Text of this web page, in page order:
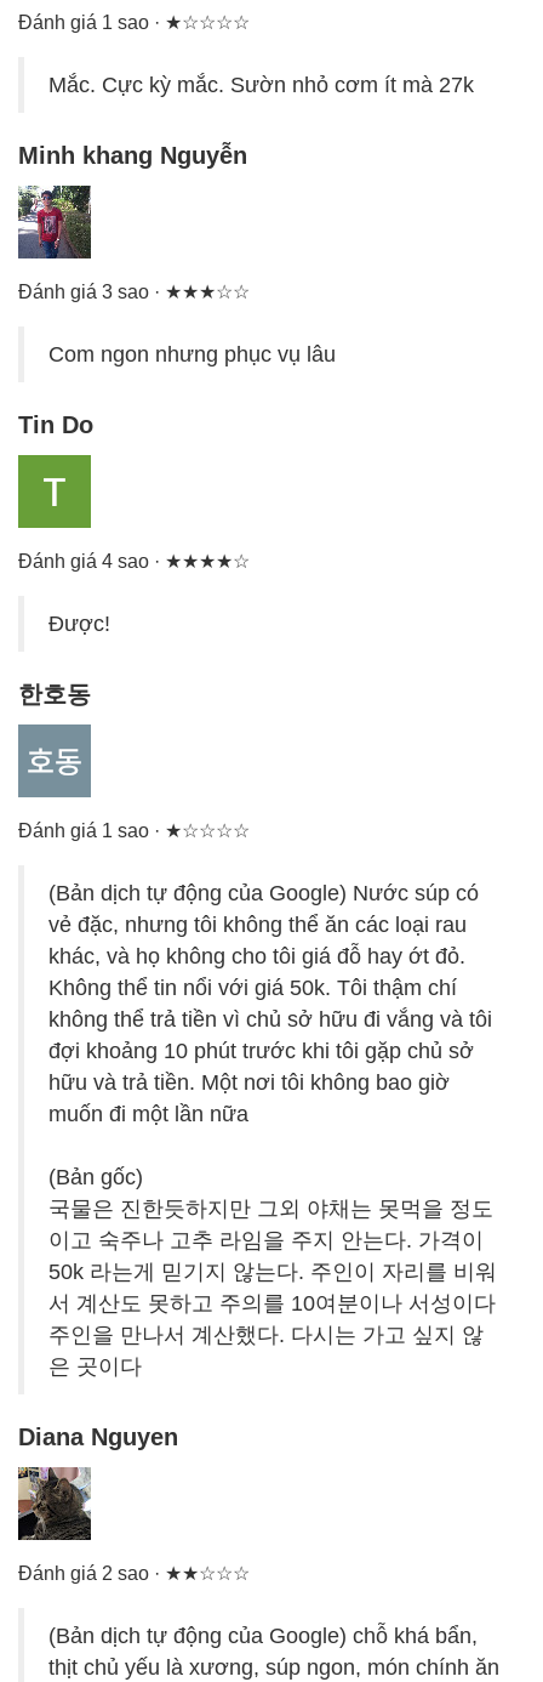
Đánh giá 1 sao · ★☆☆☆☆
Mắc. Cực kỳ mắc. Sườn nhỏ cơm ít mà 27k
Minh khang Nguyễn
Đánh giá 3 sao · ★★★☆☆
Com ngon nhưng phục vụ lâu
Tin Do
Đánh giá 4 sao · ★★★★☆
Được!
한호동
Đánh giá 1 sao · ★☆☆☆☆
(Bản dịch tự động của Google) Nước súp có
vẻ đặc, nhưng tôi không thể ăn các loại rau
khác, và họ không cho tôi giá đỗ hay ớt đỏ.
Không thể tin nổi với giá 50k. Tôi thậm chí
không thể trả tiền vì chủ sở hữu đi vắng và tôi
đợi khoảng 10 phút trước khi tôi gặp chủ sở
hữu và trả tiền. Một nơi tôi không bao giờ
muốn đi một lần nữa
(Bản gốc)
국물은 진한듯하지만 그외 야채는 못먹을 정도
이고 숙주나 고추 라임을 주지 안는다. 가격이
50k 라는게 믿기지 않는다. 주인이 자리를 비워
서 계산도 못하고 주의를 10여분이나 서성이다
주인을 만나서 계산했다. 다시는 가고 싶지 않
은 곳이다
Diana Nguyen
Đánh giá 2 sao · ★★☆☆☆
(Bản dịch tự động của Google) chỗ khá bẩn,
thịt chủ yếu là xương, súp ngon, món chính ăn